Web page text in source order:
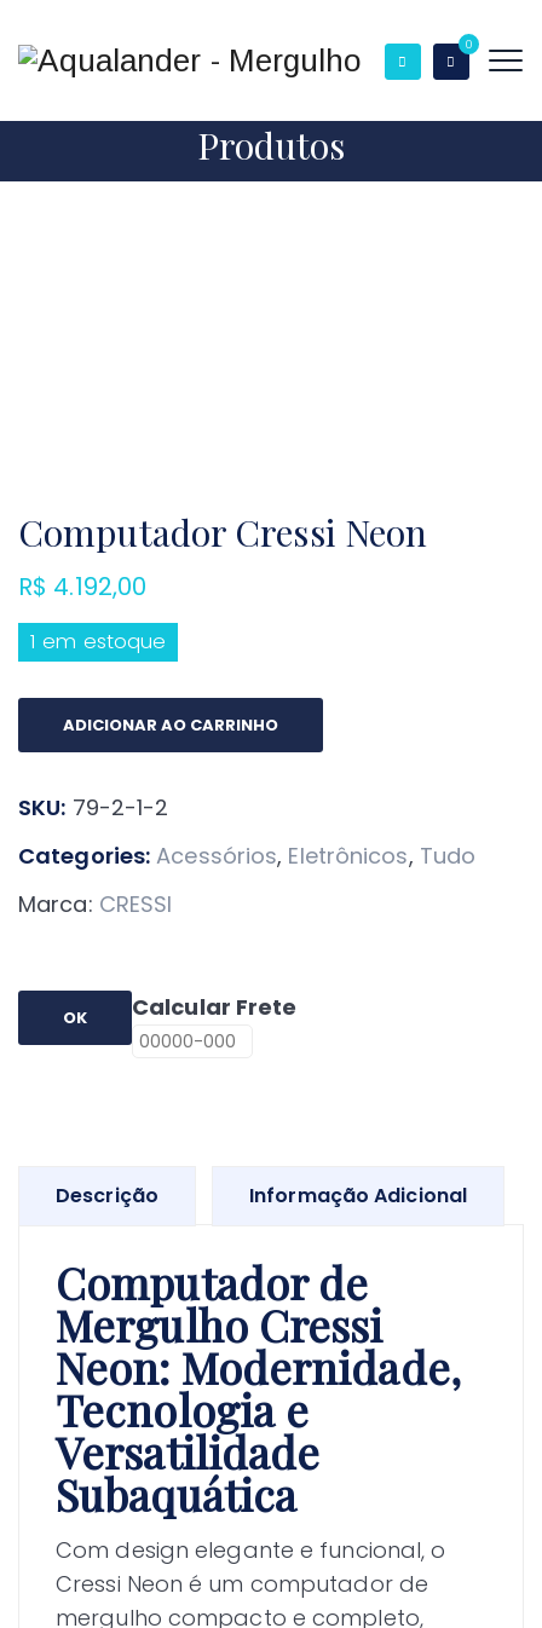
0
Produtos
Computador Cressi Neon
R$ 4.192,00
1 em estoque
Computador
Cressi
quantidade
ADICIONAR AO CARRINHO
SKU: 79-2-1-2
Categories: Acessórios, Eletrônicos, Tudo
Marca: CRESSI
Calcular Frete
OK
Descrição Informação Adicional
Computador de
Mergulho Cressi
Neon: Modernidade,
Tecnologia e
Versatilidade
Subaquática
Com design elegante e funcional, o
Cressi Neon é um computador de
mergulho compacto e completo,